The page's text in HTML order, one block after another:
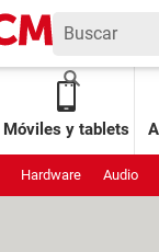
Móviles y tablets
Hardware Audio